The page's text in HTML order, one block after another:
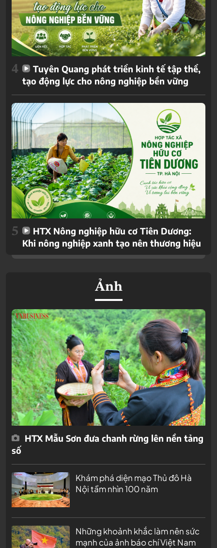
4
Tuyên Quang phát triển kinh tế tập thể,
tạo động lực cho nông nghiệp bền vững
5
HTX Nông nghiệp hữu cơ Tiên Dương:
Khi nông nghiệp xanh tạo nên thương hiệu
Ảnh
HTX Mẫu Sơn đưa chanh rừng lên nền tảng
số
Khám phá diện mạo Thủ đô Hà
Nội tầm nhìn 100 năm
Những khoảnh khắc làm nên sức
mạnh của ảnh báo chí Việt Nam